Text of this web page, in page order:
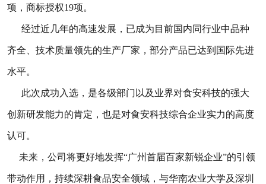
项，商标授权19项。
经过近几年的高速发展，已成为目前国内同行业中品种
齐全、技术质量领先的生产厂家，部分产品已达到国际先进
水平。
此次成功入选，是各级部门以及业界对食安科技的强大
创新研发能力的肯定，也是对食安科技综合企业实力的高度
认可。
未来，公司将更好地发挥“广州首届百家新锐企业”的引领
带动作用，持续深耕食品安全领域，与华南农业大学及深圳